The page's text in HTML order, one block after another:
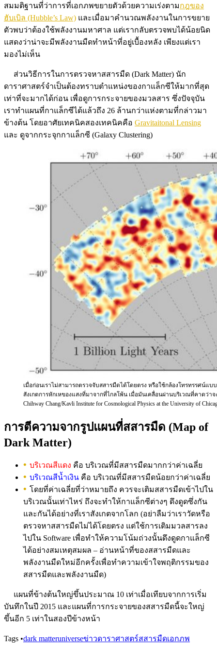
สมมติฐานที่ว่าการที่เอกภพขยายตัวด้วยความเร่งตามกฎของ
ฮับเบิล (Hubble’s Law) และเมื่อมาคำนวณพลังงานในการขยาย
ตัวพบว่าต้องใช้พลังงานมหาศาล แต่เรากลับตรวจพบได้น้อยนิด
แสดงว่าน่าจะมีพลังงานมืดทำหน้าที่อยู่เบื้องหลัง เพียงแต่เรา
มองไม่เห็น
ส่วนวิธีการในการตรวจหาสสารมืด (Dark Matter) นัก
ดาราศาสตร์จำเป็นต้องทราบตำแหน่งของกาแล็กซีให้มากที่สุด
เท่าที่จะมากได้ก่อน เพื่อดูการกระจายของมวลสาร ซึ่งปัจจุบัน
เราทำแผนที่กาแล็กซีได้แล้วถึง 26 ล้านกว่าแห่งตามที่กล่าวมา
ข้างต้น โดยอาศัยเทคนิคสองเทคนิคคือ Gravitaitonal Lensing
และ ดูจากกระจุกกาแล็กซี (Galaxy Clustering)
เมื่อก่อนเราไม่สามารถตรวจจับสสารมืดได้โดยตรง หรือใช้กล้องโทรทรรศน์แ
สังเกตการหักเหของแสงที่มาจากที่ไกลโพ้น เมื่อมันเคลื่อนผ่านบริเวณที่คาดว่า
Chihway Chang/Kavli Institute for Cosmological Physics at the University of
การตีความจากรูปแผนที่สสารมืด (Map of
Dark Matter)
บริเวณสีแดง คือ บริเวณที่มีสสารมืดมากกว่าค่าเฉลี่ย
บริเวณสีน้ำเงิน คือ บริเวณที่มีสสารมืดน้อยกว่าค่าเฉลี่ย
โดยที่ค่าเฉลี่ยที่ว่าหมายถึง ควรจะเติมสสารมืดเข้าไปใน
บริเวณนั้นเท่าไหร่ ถึงจะทำให้กาแล็กซีต่างๆ ดึงดูดซึ่งกัน
และกันได้อย่างที่เราสังเกตจากโลก (อย่าลืมว่าเราวัดหรือ
ตรวจหาสสารมืดไม่ได้โดยตรง แต่ใช้การเติมมวลสารลง
ไปใน Software เพื่อทำให้ความโน้มถ่วงนั้นดึงดูดกาแล็กซี
ได้อย่างสมเหตุสมผล – อ่านหน้าที่ของสสารมืดและ
พลังงานมืดใหม่อีกครั้งเพื่อทำความเข้าใจพฤติกรรมของ
สสารมืดและพลังงานมืด)
แผนที่ข้างต้นใหญ่ขึ้นประมาณ 10 เท่าเมื่อเทียบจากการเริ่ม
บันทึกในปี 2015 และแผนที่การกระจายของสสารมืดนี้จะใหญ่
ขึ้นอีก 5 เท่าในสองปีข้างหน้า
Tags •dark matteruniverseข่าวดาราศาสตร์สสารมืดเอกภพ